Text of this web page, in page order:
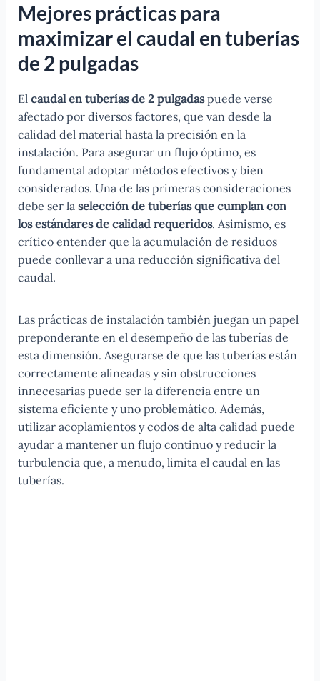
Mejores prácticas para
maximizar el caudal en tuberías
de 2 pulgadas
El caudal en tuberías de 2 pulgadaspuede verse
afectado por diversos factores, que van desde la
calidad del material hasta la precisión en la
instalación. Para asegurar un flujo óptimo, es
fundamental adoptar métodos efectivos y bien
considerados. Una de las primeras consideraciones
debe ser laselección de tuberías que cumplan con
los estándares de calidad requeridos. Asimismo, es
crítico entender que la acumulación de residuos
puede conllevar a una reducción significativa del
caudal.
Las prácticas de instalación también juegan un papel
preponderante en el desempeño de las tuberías de
esta dimensión. Asegurarse de que las tuberías están
correctamente alineadas y sin obstrucciones
innecesarias puede ser la diferencia entre un
sistema eficiente y uno problemático. Además,
utilizar acoplamientos y codos de alta calidad puede
ayudar a mantener un flujo continuo y reducir la
turbulencia que, a menudo, limita el caudal en las
tuberías.